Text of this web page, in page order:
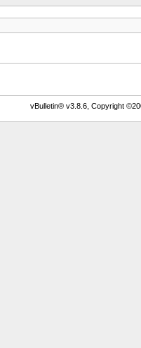
vBulletin® v3.8.6, Copyright